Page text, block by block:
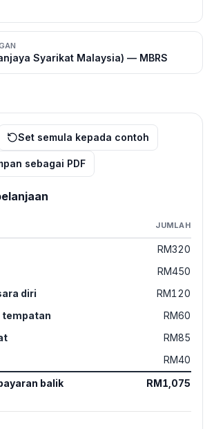
Syarikat Malaysia) — MBRS
Set semula kepada contoh
sebagai PDF
JUMLAH
RM320
RM450
diri
RM120
tempatan
RM60
RM85
RM40
balik
RM1,075